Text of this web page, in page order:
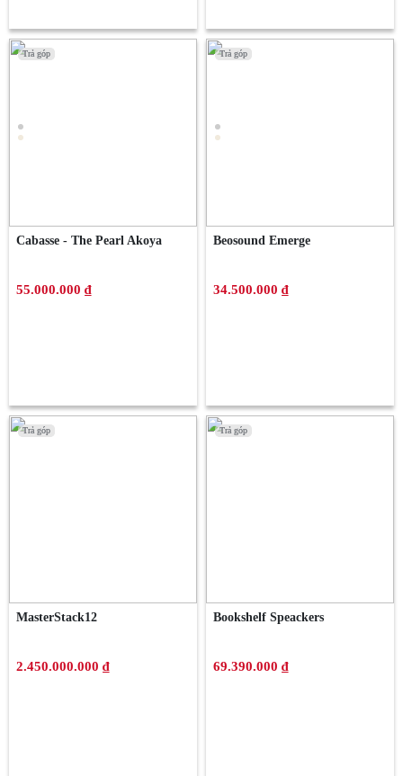
Trả góp
Trả góp
Cabasse - The Pearl Akoya
55.000.000 ₫
Trả góp
Trả góp
Beosound Emerge
34.500.000 ₫
Trả góp
Trả góp
MasterStack12
2.450.000.000 ₫
Trả góp
Trả góp
Bookshelf Speackers
69.390.000 ₫